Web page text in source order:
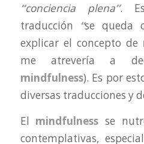
“conciencia plena”.
traducción “se queda
explicar el concepto de
me atrevería a
mindfulness). Es por
diversas traducciones y
El mindfulness se
contemplativas,